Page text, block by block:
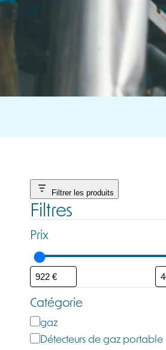
Filtrer les produits
Filtres
Prix
Catégorie
C
a
gaz
Détecteurs de gaz portable